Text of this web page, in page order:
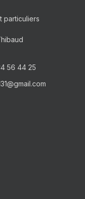
particuliers
56 44 25